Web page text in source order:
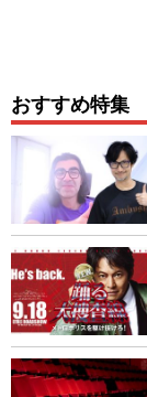
おすすめ特集